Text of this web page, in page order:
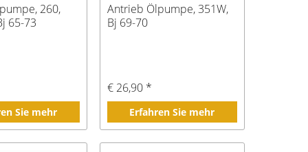
260,
65-73
Sie mehr
Antrieb Ölpumpe, 351W,
Bj 69-70
€ 26,90 *
Erfahren Sie mehr